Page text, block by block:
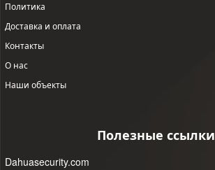
Политика
Доставка и оплата
Контакты
О нас
Наши объекты
Полезные ссылки
Dahuasecurity.com